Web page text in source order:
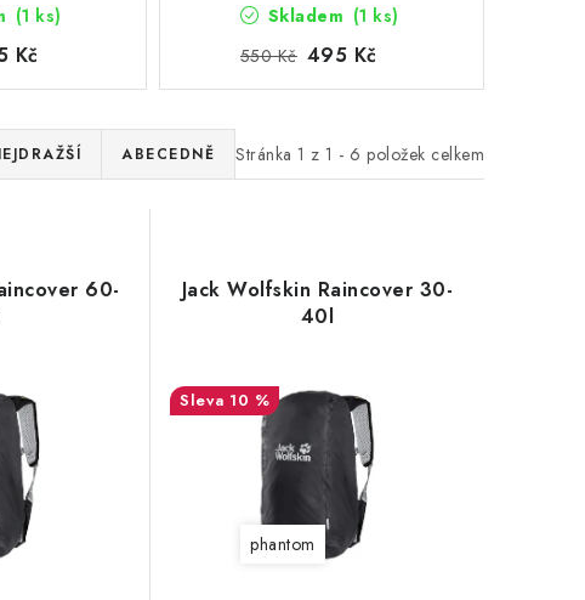
(1 ks)
Kč
Skladem (1 ks)
550 Kč 495 Kč
Stránka 1 z 1 - 6 položek celkem
ABECEDNĚ
60-
Jack Wolfskin Raincover 30-
40l
10 %
phantom